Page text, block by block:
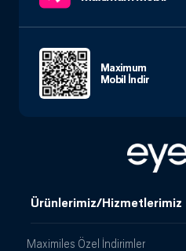
Ürünlerimiz/Hizmetlerimiz
Maximiles Özel İndirimler
Maximum
Mobil İndir